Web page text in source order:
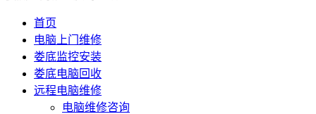
首页
电脑上门维修
娄底监控安装
娄底电脑回收
远程电脑维修
电脑维修咨询